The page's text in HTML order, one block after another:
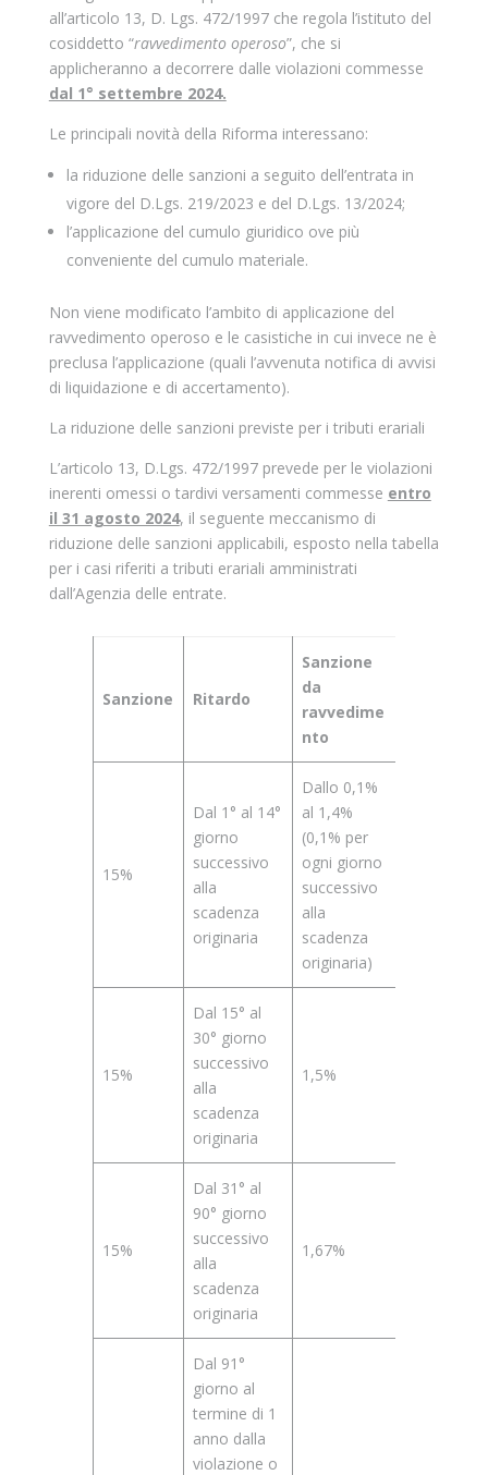
all’articolo 13, D. Lgs. 472/1997 che regola l’istituto del
cosiddetto “ravvedimento operoso”, che si
applicheranno a decorrere dalle violazioni commesse
dal 1° settembre 2024.
Le principali novità della Riforma interessano:
la riduzione delle sanzioni a seguito dell’entrata in
vigore del D.Lgs. 219/2023 e del D.Lgs. 13/2024;
l’applicazione del cumulo giuridico ove più
conveniente del cumulo materiale.
Non viene modificato l’ambito di applicazione del
ravvedimento operoso e le casistiche in cui invece ne è
preclusa l’applicazione (quali l’avvenuta notifica di avvisi
di liquidazione e di accertamento).
La riduzione delle sanzioni previste per i tributi erariali
L’articolo 13, D.Lgs. 472/1997 prevede per le violazioni
inerenti omessi o tardivi versamenti commesse entro
il 31 agosto 2024, il seguente meccanismo di
riduzione delle sanzioni applicabili, esposto nella tabella
per i casi riferiti a tributi erariali amministrati
dall’Agenzia delle entrate.
Sanzione Ritardo
Sanzione
da
ravvedime
nto
15%
Dal 1° al 14°
giorno
successivo
alla
scadenza
originaria
Dallo 0,1%
al 1,4%
(0,1% per
ogni giorno
successivo
alla
scadenza
originaria)
15%
Dal 15° al
30° giorno
successivo
alla
scadenza
originaria
1,5%
15%
Dal 31° al
90° giorno
successivo
alla
scadenza
originaria
1,67%
Dal 91°
giorno al
termine di 1
anno dalla
violazione o